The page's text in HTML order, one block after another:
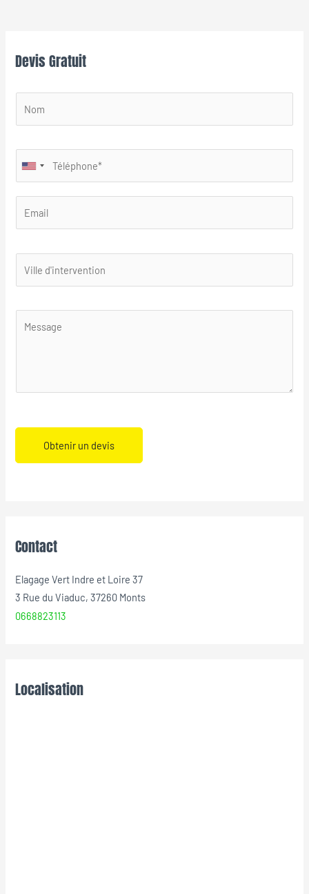
Devis Gratuit
Obtenir un devis
Contact
Elagage Vert Indre et Loire 37
3 Rue du Viaduc, 37260 Monts
0668823113
Localisation